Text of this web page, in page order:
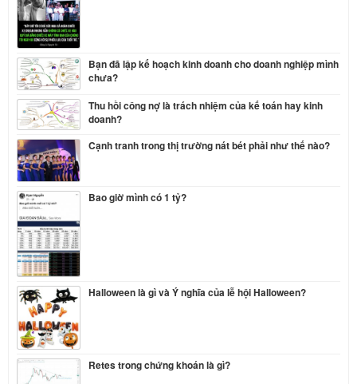
Bạn đã lập kế hoạch kinh doanh cho doanh nghiệp mình
chưa?
Thu hồi công nợ là trách nhiệm của kế toán hay kinh
doanh?
Cạnh tranh trong thị trường nát bét phải như thế nào?
Bao giờ mình có 1 tỷ?
Halloween là gì và Ý nghĩa của lễ hội Halloween?
Retes trong chứng khoán là gì?